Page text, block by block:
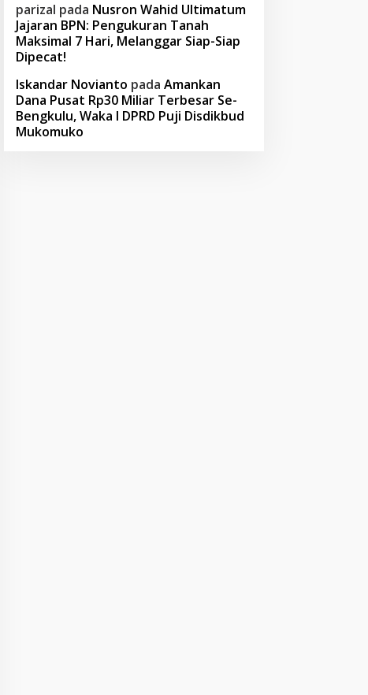
parizal pada Nusron Wahid Ultimatum
Jajaran BPN: Pengukuran Tanah
Maksimal 7 Hari, Melanggar Siap-Siap
Dipecat!
Iskandar Novianto pada Amankan
Dana Pusat Rp30 Miliar Terbesar Se-
Bengkulu, Waka I DPRD Puji Disdikbud
Mukomuko